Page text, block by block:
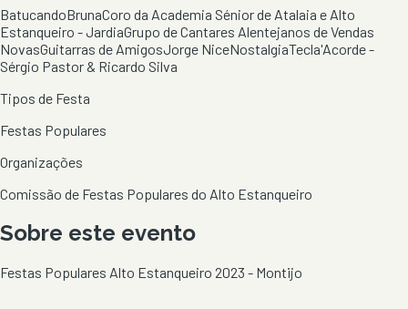
BatucandoBrunaCoro da Academia Sénior de Atalaia e Alto
Estanqueiro - JardiaGrupo de Cantares Alentejanos de Vendas
NovasGuitarras de AmigosJorge NiceNostalgiaTecla'Acorde -
Sérgio Pastor & Ricardo Silva
Tipos de Festa
Festas Populares
Organizações
Comissão de Festas Populares do Alto Estanqueiro
Sobre este evento
Festas Populares Alto Estanqueiro 2023 - Montijo